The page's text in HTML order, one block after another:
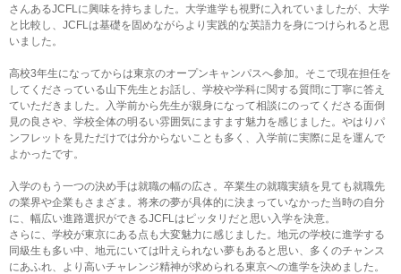
さんあるJCFLに興味を持ちました。大学進学も視野に入れていましたが、大学
と比較し、JCFLは基礎を固めながらより実践的な英語力を身につけられると思
いました。
高校3年生になってからは東京のオープンキャンパスへ参加。そこで現在担任を
してくださっている山下先生とお話し、学校や学科に関する質問に丁寧に答え
ていただきました。入学前から先生が親身になって相談にのってくださる面倒
見の良さや、学校全体の明るい雰囲気にますます魅力を感じました。やはりパ
ンフレットを見ただけでは分からないことも多く、入学前に実際に足を運んで
よかったです。
入学のもう一つの決め手は就職の幅の広さ。卒業生の就職実績を見ても就職先
の業界や企業もさまざま。将来の夢が具体的に決まっていなかった当時の自分
に、幅広い進路選択ができるJCFLはピッタリだと思い入学を決意。
さらに、学校が東京にある点も大変魅力に感じました。地元の学校に進学する
同級生も多い中、地元にいては叶えられない夢もあると思い、多くのチャンス
にあふれ、より高いチャレンジ精神が求められる東京への進学を決めました。